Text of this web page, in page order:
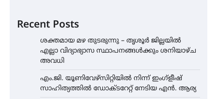
Recent Posts
ശക്തമായ മഴ തുടരുന്നു – തൃശൂർ ജില്ലയിൽ
എല്ലാ വിദ്യാഭ്യാസ സ്ഥാപനങ്ങൾക്കും ശനിയാഴ്ച
അവധി
എം.ജി. യൂണിവേഴ്‌സിറ്റിയിൽ നിന്ന് ഇംഗ്ളീഷ്
സാഹിത്യത്തിൽ ഡോക്ടറേറ്റ് നേടിയ എൻ. ആര്യ